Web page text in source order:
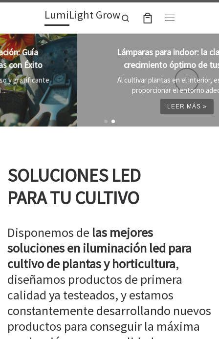
Skip to contentLumiLight Grow
Search
Lámparas para indoor: la clave para un
crecimiento óptimo de tus plantas
Al cultivar plantas en el interior, es importante
proporcionar el entorno adecuado ...
SOLUCIONES LED
PARA TU CULTIVO
Disponemos de las mejores
soluciones en iluminación led para
cultivo de plantas y horticultura,
diseñamos productos de primera
calidad ya testeados, y estamos
constantemente desarrollando nuevos
productos para conseguir la máxima